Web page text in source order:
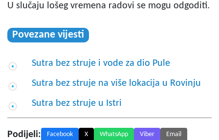
U slučaju lošeg vremena radovi se mogu odgoditi.
Povezane vijesti
Sutra bez struje i vode za dio Pule
Sutra bez struje na više lokacija u Rovinju
Sutra bez struje u Istri
Podijeli: Facebook X WhatsApp Viber Email